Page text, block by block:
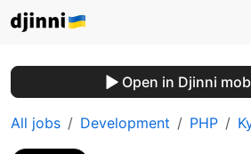
Open in Djinni
All jobs Development PHP